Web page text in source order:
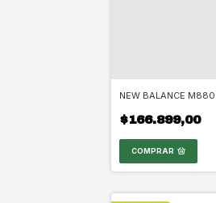
NEW BALANCE M880
$166.899,00
COMPRAR